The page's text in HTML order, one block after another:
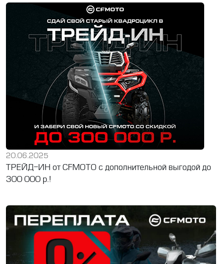
20.06.2025
ТРЕЙД-ИН от CFMOTO с дополнительной выгодой до
300 000 р.!